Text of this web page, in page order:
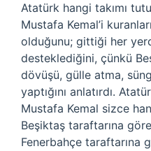
Atatürk hangi takımı
Mustafa Kemal’i
olduğunu; gittiği her
desteklediğini, çünkü
dövüşü, gülle atma,
yaptığını anlatırdı.
Mustafa Kemal sizce
Beşiktaş taraftarına
Fenerbahçe taraftarına